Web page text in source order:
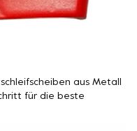
aus Metall
für die beste